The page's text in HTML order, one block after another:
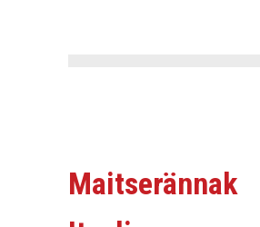
Maitserännak